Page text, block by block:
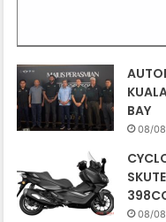
BAY
08/
08/